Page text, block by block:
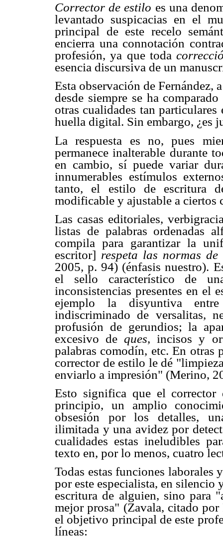
Corrector de estilo es una
levantado suspicacias en el
principal de este recelo
encierra una connotación
profesión, ya que toda
esencia discursiva de un
Esta observación de Fernández,
desde siempre se ha
otras cualidades tan
huella digital. Sin embargo, ¿es
La respuesta es no, pues
permanece inalterable durante
en cambio, sí puede variar
innumerables estímulos
tanto, el estilo de escritura
modificable y ajustable a ciertos
Las casas editoriales,
listas de palabras ordenadas
compila para garantizar la
escritor] respeta las normas
2005, p. 94) (énfasis nuestro).
el sello característico de
inconsistencias presentes en el
ejemplo la disyuntiva
indiscriminado de versalitas,
profusión de gerundios; la
excesivo deques, incisos y
palabras comodín, etc. En otras
corrector de estilo le dé
enviarlo a impresión" (Merino,
Esto significa que el corrector
principio, un amplio
obsesión por los detalles,
ilimitada y una avidez por
cualidades estas ineludibles
texto en, por lo menos, cuatro
Todas estas funciones laborales
por este especialista, en silencio
escritura de alguien, sino para
mejor prosa" (Zavala, citado
el objetivo principal de este
líneas: